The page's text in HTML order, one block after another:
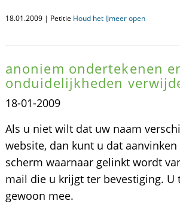
18.01.2009 | Petitie Houd het IJmeer open
anoniem ondertekenen
onduidelijkheden
18-01-2009
Als u niet wilt dat uw naam
website, dan kunt u dat
scherm waarnaar gelinkt wordt
mail die u krijgt ter bevestiging. U
gewoon mee.